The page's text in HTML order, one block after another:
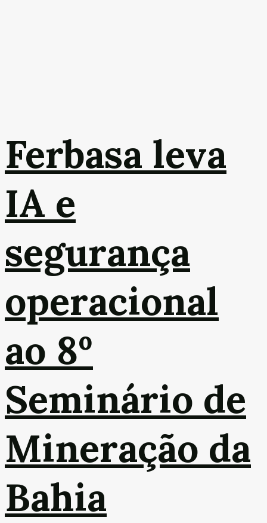
Ferbasa leva
IA e
segurança
operacional
ao 8º
Seminário de
Mineração da
Bahia